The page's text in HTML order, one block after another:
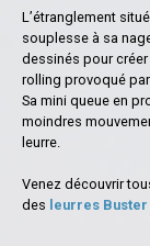
L’étranglement
souplesse à sa
dessinés pour
rolling provoqué
Sa mini queue en
moindres
leurre.
Venez découvrir
des leurres Buster